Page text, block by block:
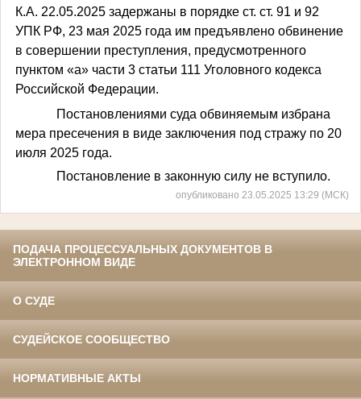
К.А. 22.05.2025задержаны в порядке ст. ст. 91 и 92
УПК РФ, 23 мая 2025 года им предъявлено обвинение
в совершении преступления, предусмотренного
пунктом «а» части 3 статьи 111 Уголовного кодекса
Российской Федерации.
Постановлениями суда обвиняемым избрана
мера пресечения в виде заключения под стражупо 20
июля 2025 года.
Постановление в законную силу не вступило.
опубликовано 23.05.2025 13:29 (МСК)
ПОДАЧА ПРОЦЕССУАЛЬНЫХ ДОКУМЕНТОВ В
ЭЛЕКТРОННОМ ВИДЕ
О СУДЕ
СУДЕЙСКОЕ СООБЩЕСТВО
НОРМАТИВНЫЕ АКТЫ